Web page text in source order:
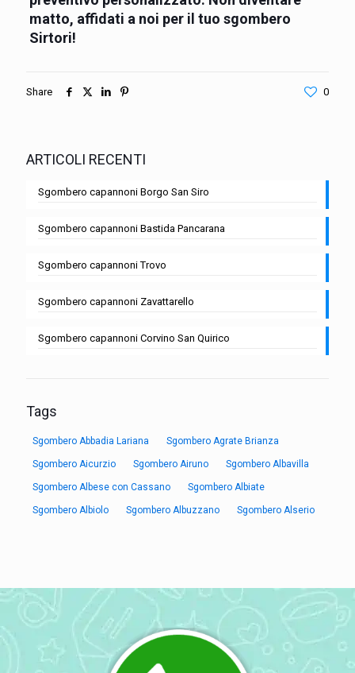
matto, affidati a noi per il tuo sgombero
Sirtori!
Share 0
ARTICOLI RECENTI
Sgombero capannoni Borgo San Siro
Sgombero capannoni Bastida Pancarana
Sgombero capannoni Trovo
Sgombero capannoni Zavattarello
Sgombero capannoni Corvino San Quirico
Tags
Sgombero Abbadia Lariana Sgombero Agrate Brianza
Sgombero Aicurzio Sgombero Airuno Sgombero Albavilla
Sgombero Albese con Cassano Sgombero Albiate
Sgombero Albiolo Sgombero Albuzzano Sgombero Alserio